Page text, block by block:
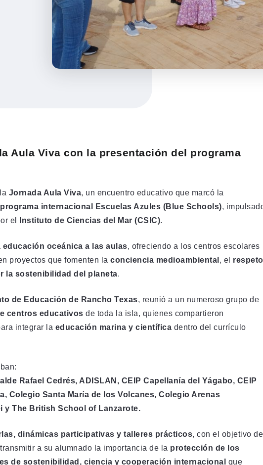
Aula Viva con la presentación del programa
Jornada Aula Viva, un encuentro educativo que marcó la
programa internacional Escuelas Azules (Blue Schools),
el Instituto de Ciencias del Mar (CSIC).
educación oceánica a las aulas, ofreciendo a los centros escolares
proyectos que fomenten la conciencia medioambiental , el respeto
la sostenibilidad del planeta.
de Educación de Rancho Texas, reunió a un numeroso grupo de
centros educativos de toda la isla, quienes compartieron
integrar la educación marina y científica dentro del currículo
Rafael Cedrés, ADISLAN, CEIP Capellanía del Yágabo, CEIP
Colegio Santa María de los Volcanes, Colegio Arenas
y The British School of Lanzarote.
dinámicas participativas y talleres prácticos, con el objetivo de
a su alumnado la importancia de la protección de los
de sostenibilidad, ciencia y cooperación internacional que